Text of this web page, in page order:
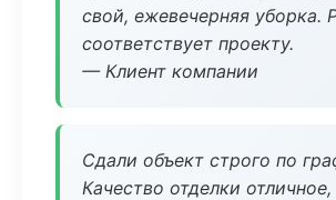
свой, ежевечерняя уборка.
соответствует проекту.
— Клиент компании
Сдали объект строго по
Качество отделки отличное,